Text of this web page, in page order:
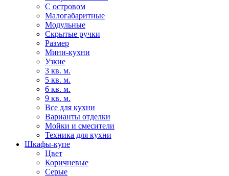
С островом
Малогабаритные
Модульные
Скрытые ручки
Размер
Мини-кухни
Узкие
3 кв. м.
5 кв. м.
6 кв. м.
9 кв. м.
Все для кухни
Варианты отделки
Мойки и смесители
Техника для кухни
Шкафы-купе
Цвет
Коричневые
Серые